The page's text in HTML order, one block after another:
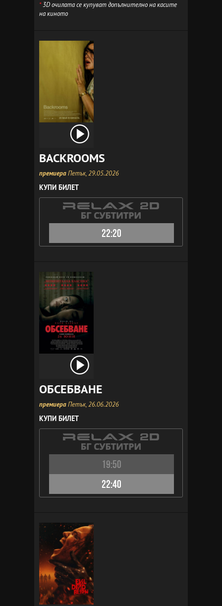
*3D очилата се купуват допълнително на касите
на киното
BACKROOMS
премиераПетък, 29.05.2026
КУПИ БИЛЕТ
22:20
ОБСЕБВАНЕ
премиераПетък, 26.06.2026
КУПИ БИЛЕТ
19:50
22:40